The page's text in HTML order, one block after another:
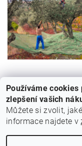
Žádné produkty od
Používáme
zlepšení vašich
Můžete si zvolit,
informace najdete v